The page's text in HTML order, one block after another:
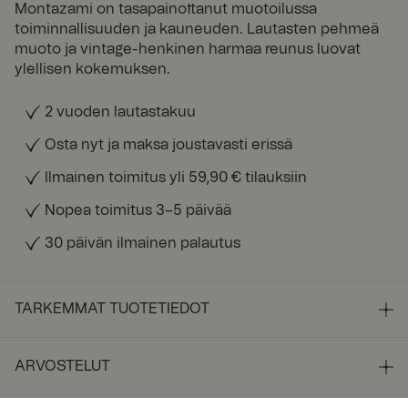
Montazami on tasapainottanut muotoilussa
toiminnallisuuden ja kauneuden. Lautasten pehmeä
muoto ja vintage-henkinen harmaa reunus luovat
ylellisen kokemuksen.
2 vuoden lautastakuu
Osta nyt ja maksa joustavasti erissä
Ilmainen toimitus yli 59,90 € tilauksiin
Nopea toimitus 3–5 päivää
30 päivän ilmainen palautus
TARKEMMAT TUOTETIEDOT
ARVOSTELUT